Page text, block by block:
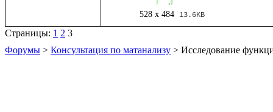
528 x 484 13.6KB
Страницы: 1 2 3
Форумы > Консультация по матанализу > Исследование